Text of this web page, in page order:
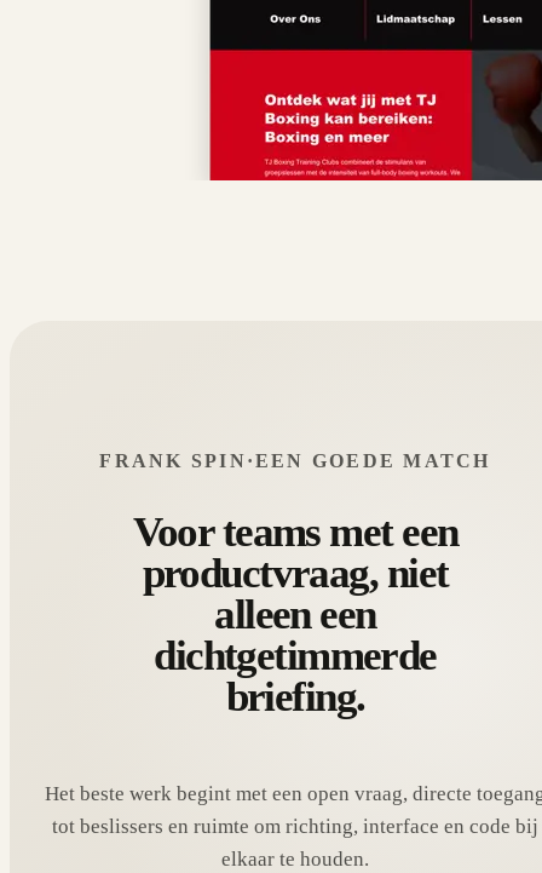
FRANK SPIN·EEN GOEDE MATCH
Voor teams met een
productvraag, niet
alleen een
dichtgetimmerde
briefing.
Het beste werk begint met een open vraag, directe
tot beslissers en ruimte om richting, interface en code bij
elkaar te houden.